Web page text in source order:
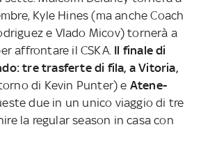
Kyle Hines (ma anche Coach
e Vlado Micov) tornerà a
affrontare il CSKA. Il finale di
tre trasferte di fila, a Vitoria,
di Kevin Punter) e Atene-
due in un unico viaggio di tre
la regular season in casa con